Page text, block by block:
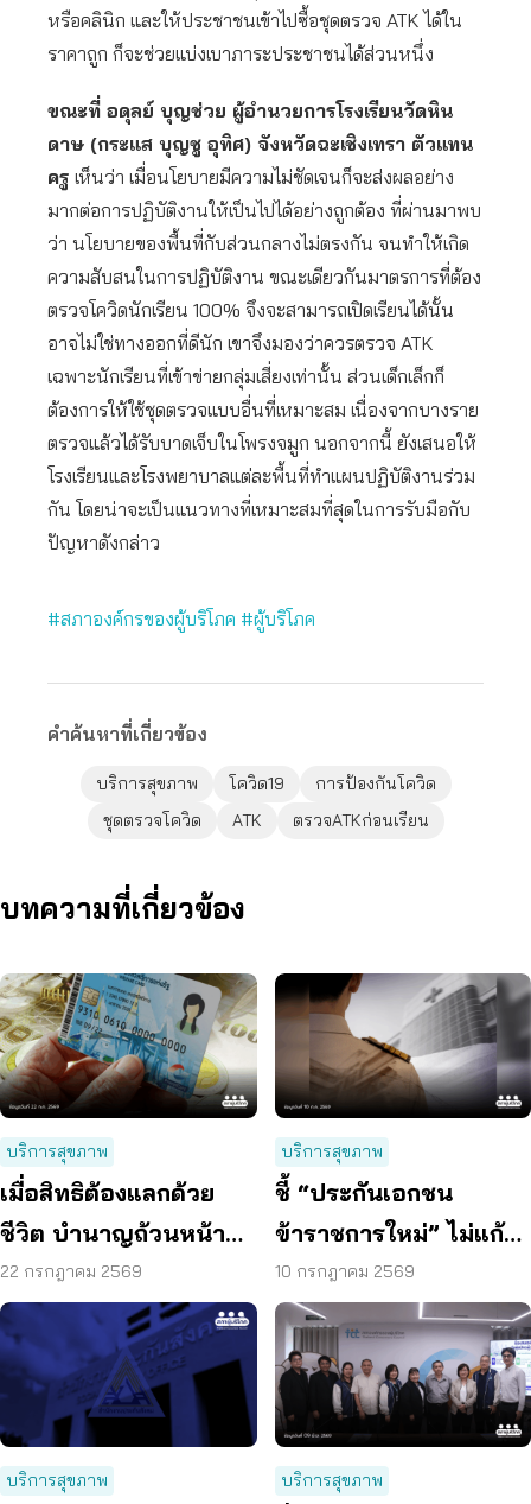
หรือคลินิก และให้ประชาชนเข้าไปซื้อชุดตรวจ ATK ได้ใน
ราคาถูก ก็จะช่วยแบ่งเบาภาระประชาชนได้ส่วนหนึ่ง
ขณะที่ อดุลย์ บุญช่วย ผู้อำนวยการโรงเรียนวัดหิน
ดาษ (กระแส บุญชู อุทิศ) จังหวัดฉะเชิงเทรา ตัวแทน
ครู เห็นว่า เมื่อนโยบายมีความไม่ชัดเจนก็จะส่งผลอย่าง
มากต่อการปฏิบัติงานให้เป็นไปได้อย่างถูกต้อง ที่ผ่านมาพบ
ว่า นโยบายของพื้นที่กับส่วนกลางไม่ตรงกัน จนทำให้เกิด
ความสับสนในการปฏิบัติงาน ขณะเดียวกันมาตรการที่ต้อง
ตรวจโควิดนักเรียน 100% จึงจะสามารถเปิดเรียนได้นั้น
อาจไม่ใช่ทางออกที่ดีนัก เขาจึงมองว่าควรตรวจ ATK
เฉพาะนักเรียนที่เข้าข่ายกลุ่มเสี่ยงเท่านั้น ส่วนเด็กเล็กก็
ต้องการให้ใช้ชุดตรวจแบบอื่นที่เหมาะสม เนื่องจากบางราย
ตรวจแล้วได้รับบาดเจ็บในโพรงจมูก นอกจากนี้ ยังเสนอให้
โรงเรียนและโรงพยาบาลแต่ละพื้นที่ทำแผนปฏิบัติงานร่วม
กัน โดยน่าจะเป็นแนวทางที่เหมาะสมที่สุดในการรับมือกับ
ปัญหาดังกล่าว
#สภาองค์กรของผู้บริโภค #ผู้บริโภค
คำค้นหาที่เกี่ยวข้อง
บริการสุขภาพ โควิด19
การป้องกันโควิด
ชุดตรวจโควิด
ATK ตรวจATKก่อนเรียน
บทความที่เกี่ยวข้อง
บริการสุขภาพ
เมื่อสิทธิต้องแลกด้วย
ชีวิต บำนาญถ้วนหน้า
คือคำตอบของสังคมสูง
วัย
22 กรกฎาคม 2569
บริการสุขภาพ
ชี้ “ประกันเอกชน
ข้าราชการใหม่” ไม่แก้
ปัญหางบฯ ระยะยาว
เสนอรวมกองทุนสุขภาพ
10 กรกฎาคม 2569
บริการสุขภาพ บริการสุขภาพ